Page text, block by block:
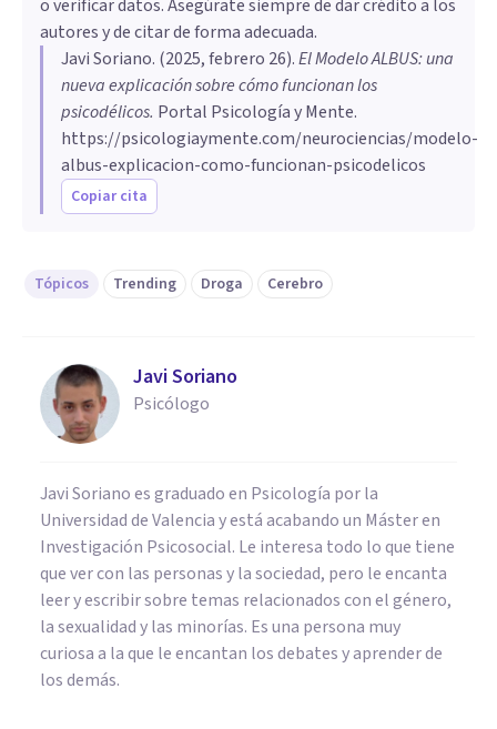
o verificar datos. Asegúrate siempre de dar crédito a los
autores y de citar de forma adecuada.
Javi Soriano. (2025, febrero 26).El Modelo ALBUS: una
nueva explicación sobre cómo funcionan los
psicodélicos. Portal Psicología y Mente.
https://psicologiaymente.com/neurociencias/modelo-
albus-explicacion-como-funcionan-psicodelicos
Copiar cita
Tópicos Trending Droga Cerebro
Javi Soriano
Psicólogo
Javi Soriano es graduado en Psicología por la
Universidad de Valencia y está acabando un Máster en
Investigación Psicosocial. Le interesa todo lo que tiene
que ver con las personas y la sociedad, pero le encanta
leer y escribir sobre temas relacionados con el género,
la sexualidad y las minorías. Es una persona muy
curiosa a la que le encantan los debates y aprender de
los demás.